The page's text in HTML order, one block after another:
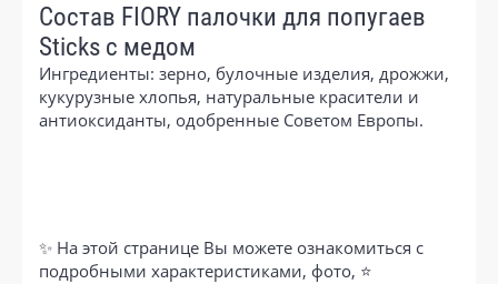
Состав FIORY палочки для попугаев
Sticks с медом
Ингредиенты: зерно, булочные изделия, дрожжи,
кукурузные хлопья, натуральные красители и
антиоксиданты, одобренные Советом Европы.
✨ На этой странице Вы можете ознакомиться с
подробными характеристиками, фото, ⭐